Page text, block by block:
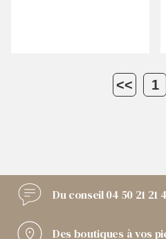
<< 1
Du conseil04 50 21 21
Des boutiques à vos